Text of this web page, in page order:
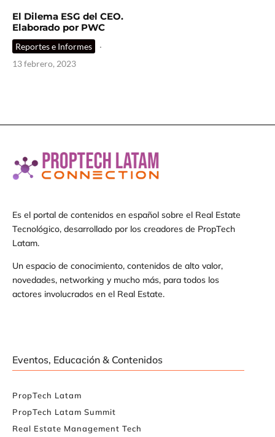
El Dilema ESG del CEO.
Elaborado por PWC
Reportes e Informes
·
13 febrero, 2023
Es el portal de contenidos en español sobre el Real Estate
Tecnológico, desarrollado por los creadores de PropTech
Latam.
Un espacio de conocimiento, contenidos de alto valor,
novedades, networking y mucho más, para todos los
actores involucrados en el Real Estate.
Eventos, Educación & Contenidos
PropTech Latam
PropTech Latam Summit
Real Estate Management Tech